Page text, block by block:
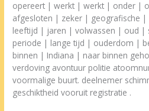
opereert | werkt | werkt | onder |
afgesloten | zeker | geografische
leeftijd | jaren | volwassen | oud |
periode | lange tijd | ouderdom |
binnen | Indiana | naar binnen
verdoving avontuur politie
voormalige buurt. deelnemer
geschiktheid vooruit registratie .